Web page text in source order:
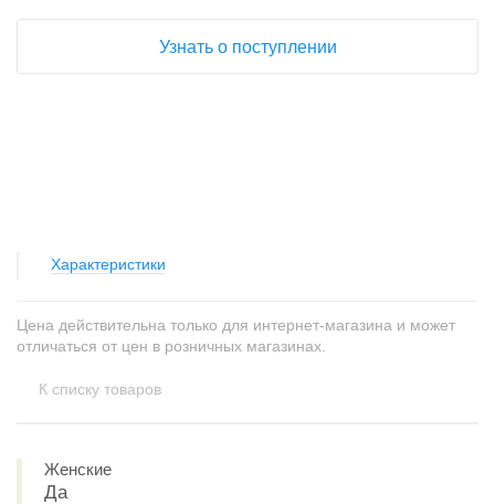
Характеристики
Узнать о поступлении
Цена действительна только для интернет-магазина и может
отличаться от цен в розничных магазинах.
К списку товаров
Женские
Да